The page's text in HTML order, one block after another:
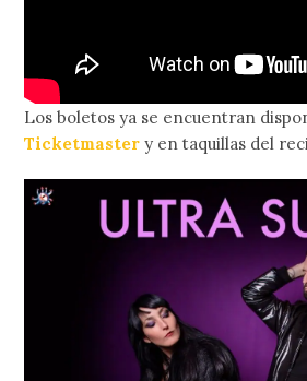
Los boletos ya se encuentran
Ticketmaster y en taquillas del